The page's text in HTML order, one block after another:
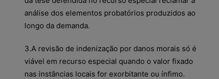
análise dos elementos probatórios produzidos ao
longo da demanda.
3.A revisão de indenização por danos morais só é
viável em recurso especial quando o valor fixado
nas instâncias locais for exorbitante ou ínfimo.